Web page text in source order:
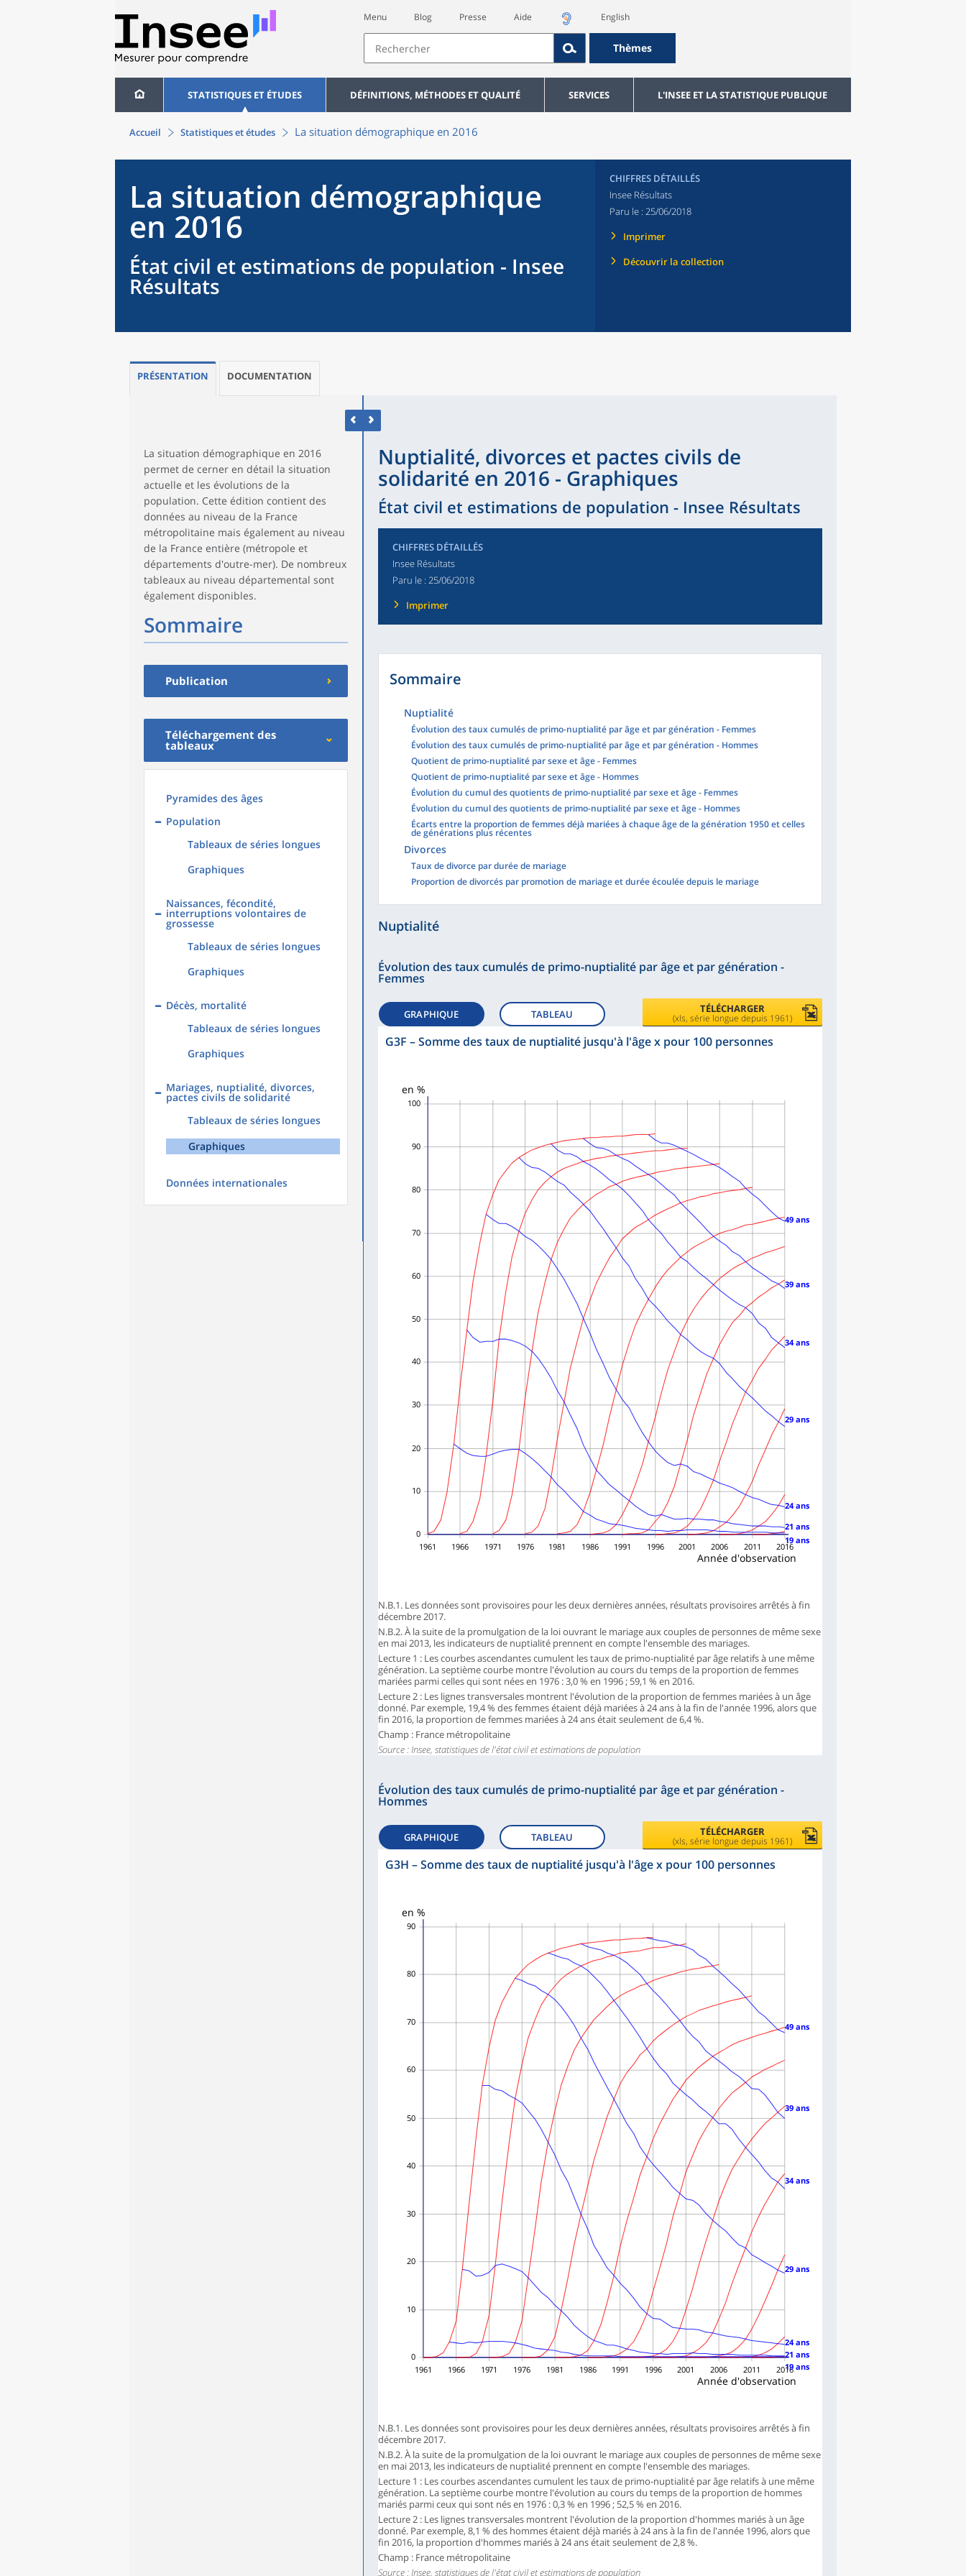
Menu Blog Presse Aide English
Thèmes
STATISTIQUES ET ÉTUDES DÉFINITIONS, MÉTHODES ET QUALITÉ SERVICES L'INSEE ET LA STATISTIQUE PUBLIQUE
Accueil Statistiques et études La situation démographique en 2016
La situation démographique
en 2016
État civil et estimations de population - Insee
Résultats
CHIFFRES DÉTAILLÉS
Insee Résultats
Paru le : 25/06/2018
Imprimer
Découvrir la collection
PRÉSENTATION DOCUMENTATION
La situation démographique en 2016
permet de cerner en détail la situation
actuelle et les évolutions de la
population. Cette édition contient des
données au niveau de la France
métropolitaine mais également au niveau
de la France entière (métropole et
départements d'outre-mer). De nombreux
tableaux au niveau départemental sont
également disponibles.
Sommaire
Publication
Téléchargement des
tableaux
Pyramides des âges
Population
Tableaux de séries longues
Graphiques
Naissances, fécondité,
interruptions volontaires de
grossesse
Tableaux de séries longues
Graphiques
Décès, mortalité
Tableaux de séries longues
Graphiques
Mariages, nuptialité, divorces,
pactes civils de solidarité
Tableaux de séries longues
Graphiques
Données internationales
Nuptialité, divorces et pactes civils de
solidarité en 2016 - Graphiques
État civil et estimations de population - Insee Résultats
CHIFFRES DÉTAILLÉS
Insee Résultats
Paru le : 25/06/2018
Imprimer
Sommaire
Nuptialité
Évolution des taux cumulés de primo-nuptialité par âge et par génération - Femmes
Évolution des taux cumulés de primo-nuptialité par âge et par génération - Hommes
Quotient de primo-nuptialité par sexe et âge - Femmes
Quotient de primo-nuptialité par sexe et âge - Hommes
Évolution du cumul des quotients de primo-nuptialité par sexe et âge - Femmes
Évolution du cumul des quotients de primo-nuptialité par sexe et âge - Hommes
Écarts entre la proportion de femmes déjà mariées à chaque âge de la génération 1950 et celles
de générations plus récentes
Divorces
Taux de divorce par durée de mariage
Proportion de divorcés par promotion de mariage et durée écoulée depuis le mariage
Nuptialité
Évolution des taux cumulés de primo-nuptialité par âge et par génération -
Femmes
GRAPHIQUE TABLEAU TÉLÉCHARGER
(xls, série longue depuis 1961)
G3F –Somme des taux de nuptialité jusqu'à l'âge x pour 100 personnes
0
10
20
30
40
50
60
70
80
90
100
en %
Année d'observation
1961 1966 1971 1976 1981 1986 1991 1996 2001 2006 2011 2016
49 ans
39 ans
34 ans
29 ans
24 ans
21 ans
19 ans
N.B.1. Les données sont provisoires pour les deux dernières années, résultats provisoires arrêtés à fin
décembre 2017.
N.B.2. À la suite de la promulgation de la loi ouvrant le mariage aux couples de personnes de même sexe
en mai 2013, les indicateurs de nuptialité prennent en compte l'ensemble des mariages.
Lecture 1 : Les courbes ascendantes cumulent les taux de primo-nuptialité par âge relatifs à une même
génération. La septième courbe montre l'évolution au cours du temps de la proportion de femmes
mariées parmi celles qui sont nées en 1976 : 3,0 % en 1996 ; 59,1 % en 2016.
Lecture 2 : Les lignes transversales montrent l'évolution de la proportion de femmes mariées à un âge
donné. Par exemple, 19,4 % des femmes étaient déjà mariées à 24 ans à la fin de l'année 1996, alors que
fin 2016, la proportion de femmes mariées à 24 ans était seulement de 6,4 %.
Champ : France métropolitaine
Source : Insee, statistiques de l'état civil et estimations de population
Évolution des taux cumulés de primo-nuptialité par âge et par génération -
Hommes
GRAPHIQUE TABLEAU TÉLÉCHARGER
(xls, série longue depuis 1961)
G3H –Somme des taux de nuptialité jusqu'à l'âge x pour 100 personnes
0
10
20
30
40
50
60
70
80
90
en %
Année d'observation
1961 1966 1971 1976 1981 1986 1991 1996 2001 2006 2011 2016
49 ans
39 ans
34 ans
29 ans
24 ans
21 ans
19 ans
N.B.1. Les données sont provisoires pour les deux dernières années, résultats provisoires arrêtés à fin
décembre 2017.
N.B.2. À la suite de la promulgation de la loi ouvrant le mariage aux couples de personnes de même sexe
en mai 2013, les indicateurs de nuptialité prennent en compte l'ensemble des mariages.
Lecture 1 : Les courbes ascendantes cumulent les taux de primo-nuptialité par âge relatifs à une même
génération. La septième courbe montre l'évolution au cours du temps de la proportion de hommes
mariés parmi ceux qui sont nés en 1976 : 0,3 % en 1996 ; 52,5 % en 2016.
Lecture 2 : Les lignes transversales montrent l'évolution de la proportion d'hommes mariés à un âge
donné. Par exemple, 8,1 % des hommes étaient déjà mariés à 24 ans à la fin de l'année 1996, alors que
fin 2016, la proportion d'hommes mariés à 24 ans était seulement de 2,8 %.
Champ : France métropolitaine
Source : Insee, statistiques de l'état civil et estimations de population